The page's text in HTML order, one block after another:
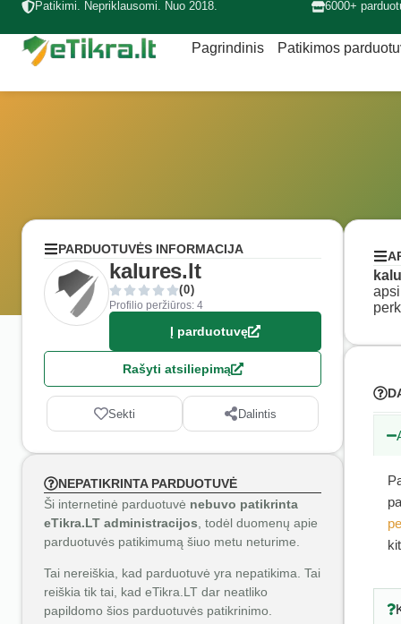
Patikimi. Nepriklausomi. Nuo 2018. 6000+
Pagrindinis Patikimos
PARDUOTUVĖS INFORMACIJA
kalures.lt
(0)
Profilio peržiūros: 4
Į parduotuvę
Rašyti atsiliepimą
Sekti Dalintis
NEPATIKRINTA PARDUOTUVĖ
Ši internetinė parduotuvė nebuvo patikrinta
eTikra.LT administracijos , todėl duomenų apie
parduotuvės patikimumą šiuo metu neturime.
Tai nereiškia, kad parduotuvė yra nepatikima. Tai
reiškia tik tai, kad eTikra.LT dar neatliko
papildomo šios parduotuvės patikrinimo.